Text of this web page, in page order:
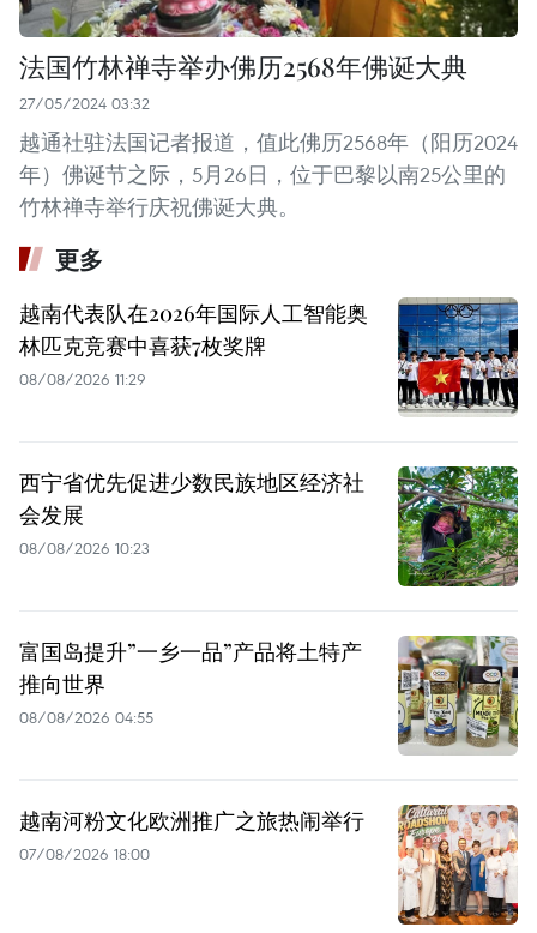
法国竹林禅寺举办佛历2568年佛诞大典
27/05/2024 03:32
越通社驻法国记者报道，值此佛历2568年（阳历2024
年）佛诞节之际，5月26日，位于巴黎以南25公里的
竹林禅寺举行庆祝佛诞大典。
更多
越南代表队在2026年国际人工智能奥
林匹克竞赛中喜获7枚奖牌
08/08/2026 11:29
西宁省优先促进少数民族地区经济社
会发展
08/08/2026 10:23
富国岛提升”一乡一品”产品将土特产
推向世界
08/08/2026 04:55
越南河粉文化欧洲推广之旅热闹举行
07/08/2026 18:00